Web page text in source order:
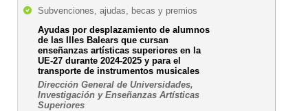
Subvenciones, ajudas, becas y premios
Ayudas por desplazamiento de alumnos
de las Illes Balears que cursan
enseñanzas artísticas superiores en la
UE-27 durante 2024-2025 y para el
transporte de instrumentos musicales
Dirección General de Universidades,
Investigación y Enseñanzas Artísticas
Superiores